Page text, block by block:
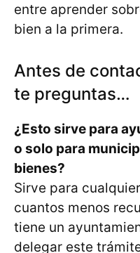
entre aprender
bien a la primera.
Antes de
te preguntas…
¿Esto sirve para
o solo para
bienes?
Sirve para
cuantos menos
tiene un
delegar este